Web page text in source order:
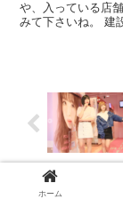
や、入っている店
みて下さいね。 建設中だった相模原のショッピングモールはオープ
【最新版】町田で
ホーム